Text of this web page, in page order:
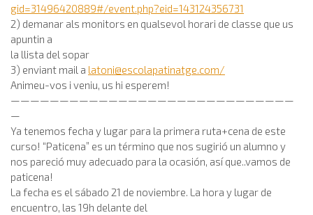
gid=31496420889#/event.php?eid=143124356731
2) demanar als monitors en qualsevol horari de classe que us
apuntin a
la llista del sopar
3) enviant mail a latoni@escolapatinatge.com/
Animeu-vos i veniu, us hi esperem!
—————————————————————————————
—
Ya tenemos fecha y lugar para la primera ruta+cena de este
curso! “Paticena” es un término que nos sugirió un alumno y
nos pareció muy adecuado para la ocasión, así que..vamos de
paticena!
La fecha es el sábado 21 de noviembre. La hora y lugar de
encuentro, las 19h delante del